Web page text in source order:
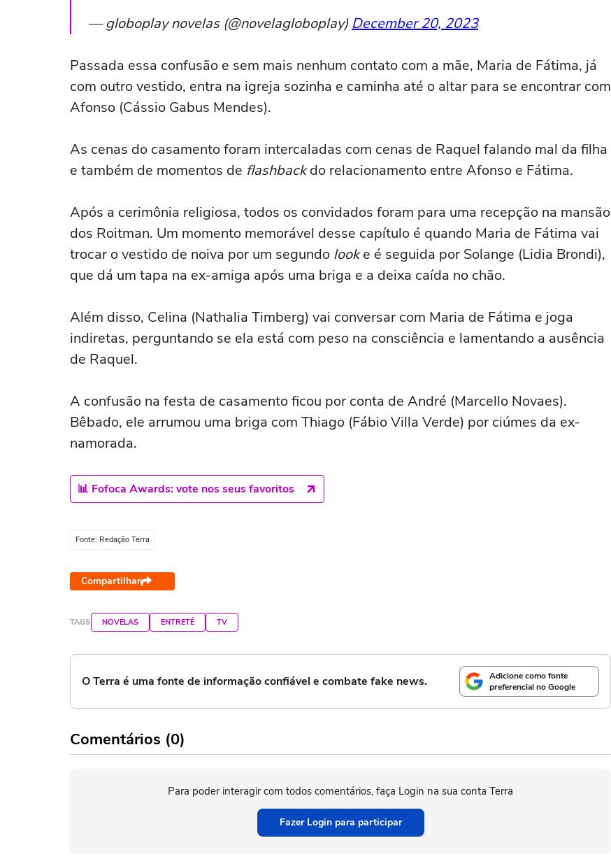
— globoplay novelas (@novelagloboplay) December 20, 2023
Passada essa confusão e sem mais nenhum contato com a mãe, Maria de Fátima, já
com outro vestido, entra na igreja sozinha e caminha até o altar para se encontrar com
Afonso (Cássio Gabus Mendes).
As cenas do casamento foram intercaladas com cenas de Raquel falando mal da filha
e também de momentos de flashbackdo relacionamento entre Afonso e Fátima.
Após a cerimônia religiosa, todos os convidados foram para uma recepção na mansão
dos Roitman. Um momento memorável desse capítulo é quando Maria de Fátima vai
trocar o vestido de noiva por um segundo looke é seguida por Solange (Lidia Brondi),
que dá um tapa na ex-amiga após uma briga e a deixa caída no chão.
Além disso, Celina (Nathalia Timberg) vai conversar com Maria de Fátima e joga
indiretas, perguntando se ela está com peso na consciência e lamentando a ausência
de Raquel.
A confusão na festa de casamento ficou por conta de André (Marcello Novaes).
Bêbado, ele arrumou uma briga com Thiago (Fábio Villa Verde) por ciúmes da ex-
namorada.
📊 Fofoca Awards: vote nos seus favoritos
Fonte: Redação Terra
Compartilhar
TAGS NOVELAS ENTRETÊ TV
O Terra é uma fonte de informação confiável e combate fake news.
Adicione como fonte
preferencial no Google
Comentários (0)
Para poder interagir com todos comentários, faça Login na sua conta Terra
Fazer Login para participar